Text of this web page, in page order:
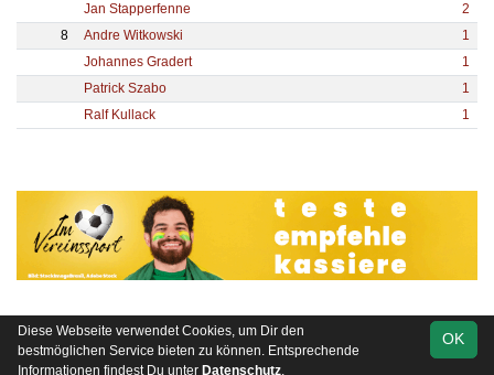
Jan Stapperfenne
2
8
Andre Witkowski
1
Johannes Gradert
1
Patrick Szabo
1
Ralf Kullack
1
soccero.de
© 2006 - 2026
OK
Diese Webseite verwendet Cookies, um Dir den
bestmöglichen Service bieten zu können. Entsprechende
Informationen findest Du unter Datenschutz.